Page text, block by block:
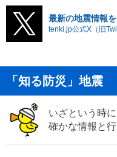
最新の地震情報
tenki.jp公式X（旧
「知る防災」地震
いざという時
確かな情報と